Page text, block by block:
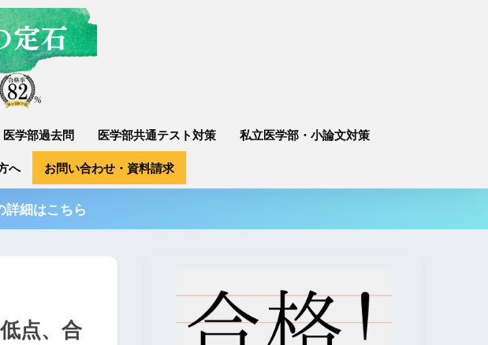
医学部過去問 医学部共通テスト対策
私立医学部・小論文対策
へ お問い合わせ・資料請求
詳細はこちら
点、合